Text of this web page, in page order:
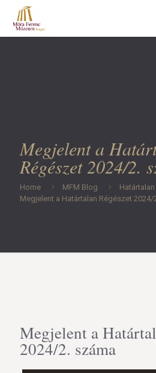
Megjelent a
Régészet 2024/2.
Home MFM Blog
Megjelent a Határtalan Régészet 2024/
Megjelent a
2024/2. száma